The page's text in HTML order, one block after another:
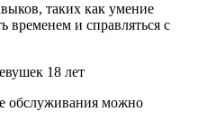
таких как умение
временем и справляться с
обслуживания можно